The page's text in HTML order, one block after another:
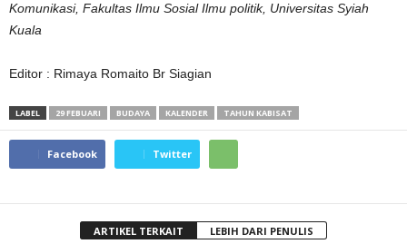
Komunikasi, Fakultas Ilmu Sosial Ilmu politik, Universitas Syiah
Kuala
Editor : Rimaya Romaito Br Siagian
LABEL 29 FEBUARI BUDAYA KALENDER TAHUN KABISAT
Facebook Twitter
ARTIKEL TERKAIT LEBIH DARI PENULIS